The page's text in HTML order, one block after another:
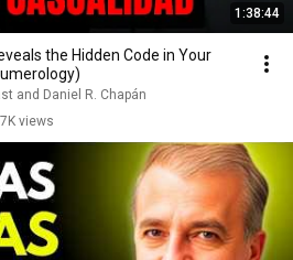
1:38:44
the Hidden Code in Your
Batalla Interna Podcast and Daniel R. Chapán
views